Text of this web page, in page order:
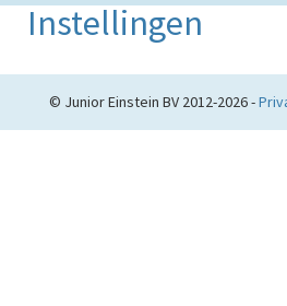
Instellingen
© Junior Einstein BV 2012-2026 -